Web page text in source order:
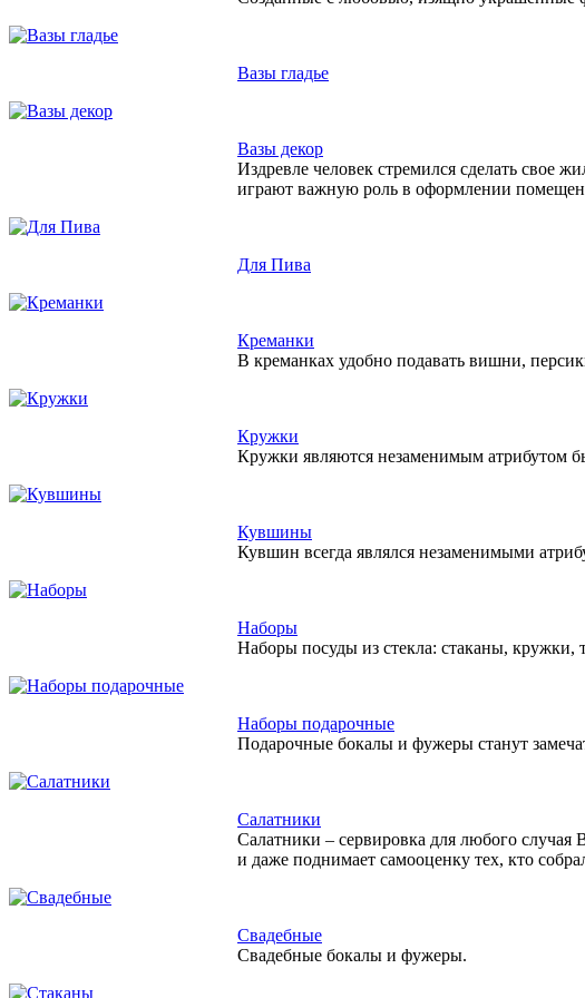
Вазы гладье
Вазы декор
Издревле человек стремился сделать
играют важную роль в оформлении
Для Пива
Креманки
В креманках удобно подавать вишни,
Кружки
Кружки являются незаменимым атрибутом
Кувшины
Кувшин всегда являлся незаменимыми
Наборы
Наборы посуды из стекла: стаканы,
Наборы подарочные
Подарочные бокалы и фужеры станут
Салатники
Салатники – сервировка для любого случая
и даже поднимает самооценку тех, кто
Свадебные
Свадебные бокалы и фужеры.